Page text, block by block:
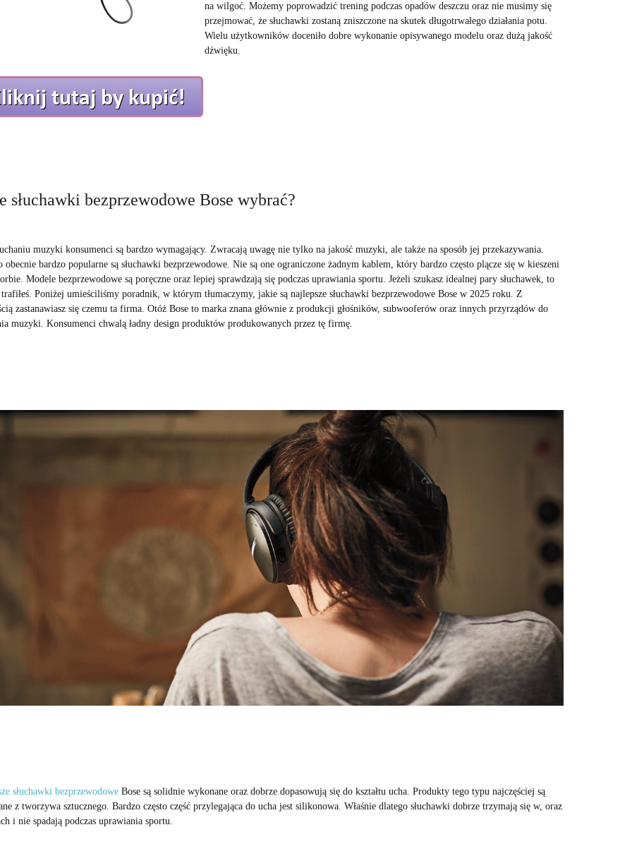
na wilgoć. Możemy poprowadzić trening podczas opadów deszczu oraz nie musimy się
przejmować, że słuchawki zostaną zniszczone na skutek długotrwałego działania potu.
Wielu użytkowników doceniło dobre wykonanie opisywanego modelu oraz dużą jakość
dźwięku.
słuchawki bezprzewodowe Bose wybrać?
muzyki konsumenci są bardzo wymagający. Zwracają uwagę nie tylko na jakość muzyki, ale także na sposób jej przekazywania.
obecnie bardzo popularne są słuchawki bezprzewodowe. Nie są one ograniczone żadnym kablem, który bardzo często plącze się w kieszeni
Modele bezprzewodowe są poręczne oraz lepiej sprawdzają się podczas uprawiania sportu. Jeżeli szukasz idealnej pary słuchawek, to
Poniżej umieściliśmy poradnik, w którym tłumaczymy, jakie są najlepsze słuchawki bezprzewodowe Bose w 2025 roku. Z
zastanawiasz się czemu ta firma. Otóż Bose to marka znana głównie z produkcji głośników, subwooferów oraz innych przyrządów do
muzyki. Konsumenci chwalą ładny design produktów produkowanych przez tę firmę.
słuchawki bezprzewodoweBose są solidnie wykonane oraz dobrze dopasowują się do kształtu ucha. Produkty tego typu najczęściej są
z tworzywa sztucznego. Bardzo często część przylegająca do ucha jest silikonowa. Właśnie dlatego słuchawki dobrze trzymają się w, oraz
i nie spadają podczas uprawiania sportu.